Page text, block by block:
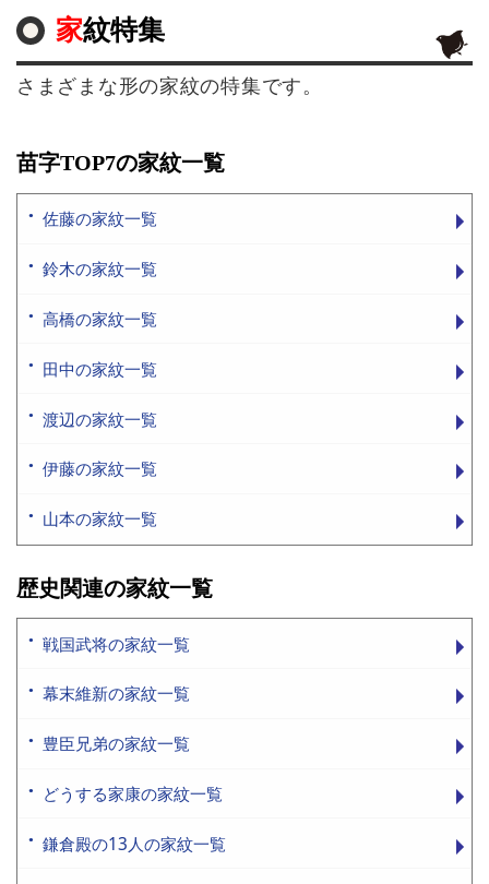
家紋特集
さまざまな形の家紋の特集です。
苗字TOP7の家紋一覧
佐藤の家紋一覧
鈴木の家紋一覧
高橋の家紋一覧
田中の家紋一覧
渡辺の家紋一覧
伊藤の家紋一覧
山本の家紋一覧
歴史関連の家紋一覧
戦国武将の家紋一覧
幕末維新の家紋一覧
豊臣兄弟の家紋一覧
どうする家康の家紋一覧
鎌倉殿の13人の家紋一覧